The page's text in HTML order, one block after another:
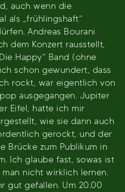
auch wenn die
als „frühlingshaft“
Andreas Bourani
dem Konzert rausstellt,
Happy“ Band (ohne
schon gewundert, dass
rockt, war eigentlich von
ausgegangen. Jupiter
Eifel, hatte ich mir
wie sie dann auch
gerockt, und der
Brücke zum Publikum in
Ich glaube fast, sowas ist
nicht wirklich lernen.
gut gefallen. Um 20.00